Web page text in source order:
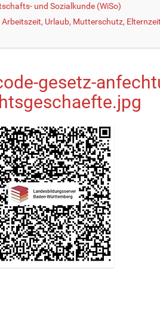
und Sozialkunde (WiSo)
Urlaub, Mutterschutz, Elternzeit
gesetz-